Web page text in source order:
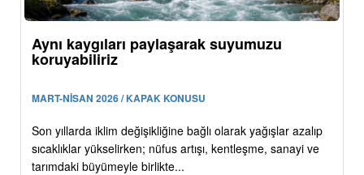
Aynı kaygıları paylaşarak suyumuzu
koruyabiliriz
MART-NİSAN 2026 / KAPAK KONUSU
Son yıllarda iklim değişikliğine bağlı olarak yağışlar azalıp
sıcaklıklar yükselirken; nüfus artışı, kentleşme, sanayi ve
tarımdaki büyümeyle birlikte...